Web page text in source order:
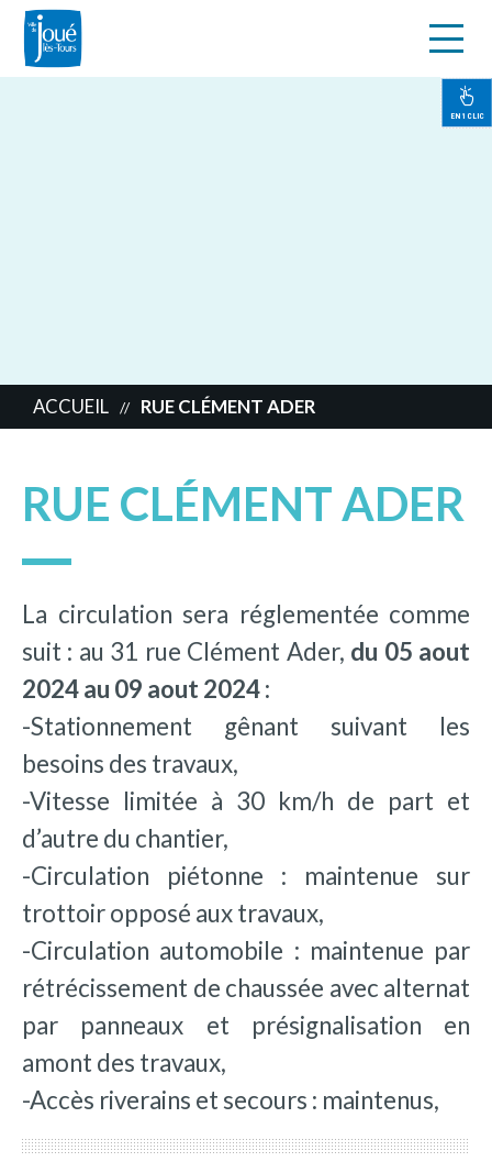
EN 1 CLIC
ACCUEIL // RUE CLÉMENT ADER
RUE CLÉMENT ADER
La circulation sera réglementée comme
suit : au 31 rue Clément Ader, du 05 aout
2024 au 09 aout 2024 :
-Stationnement gênant suivant les
besoins des travaux,
-Vitesse limitée à 30 km/h de part et
d’autre du chantier,
-Circulation piétonne : maintenue sur
trottoir opposé aux travaux,
-Circulation automobile : maintenue par
rétrécissement de chaussée avec alternat
par panneaux et présignalisation en
amont des travaux,
-Accès riverains et secours : maintenus,